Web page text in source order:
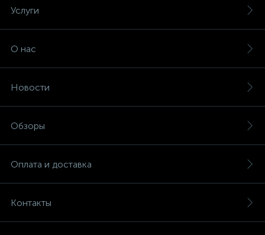
Услуги
О нас
Новости
Обзоры
Оплата и доставка
Контакты